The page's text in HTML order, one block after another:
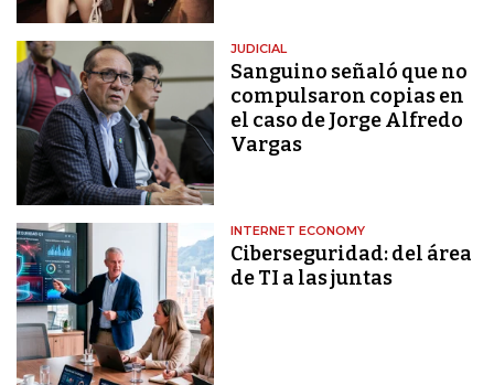
JUDICIAL
Sanguino señaló que no
compulsaron copias en
el caso de Jorge Alfredo
Vargas
INTERNET ECONOMY
Ciberseguridad: del área
de TI a las juntas